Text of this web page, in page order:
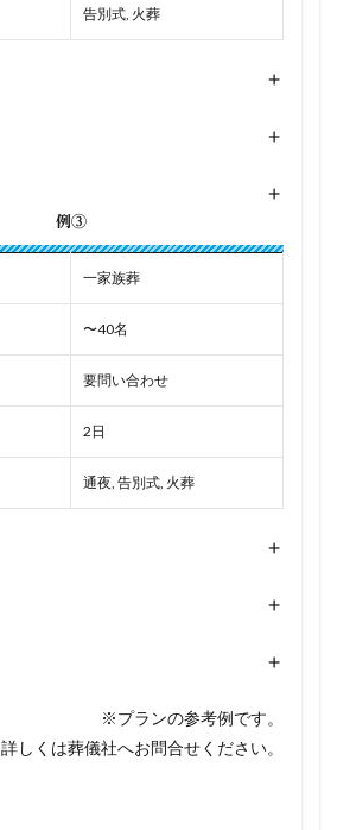
告別式, 火葬
+
+
+
例③
一家族葬
〜40名
要問い合わせ
2日
通夜, 告別式, 火葬
+
+
+
※プランの参考例です。
詳しくは葬儀社へお問合せください。